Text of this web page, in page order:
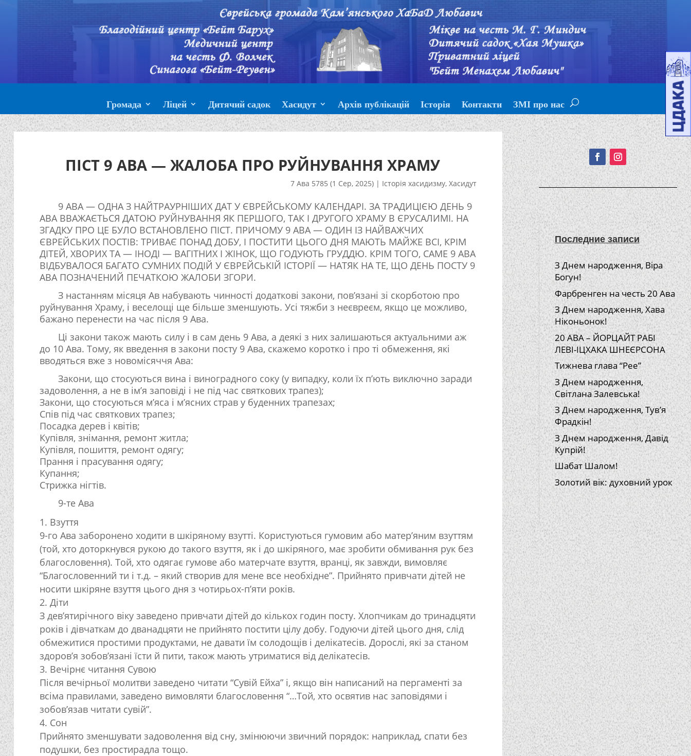
Громада Ліцей Дитячий садок Хасидут Архів публікацій Історія Контакти ЗМІ про нас
ПІСТ 9 АВА — ЖАЛОБА ПРО РУЙНУВАННЯ ХРАМУ
7 Ава 5785 (1 Сер, 2025)| Історія хасидизму, Хасидут
9 АВА — ОДНА З НАЙТРАУРНІШИХ ДАТ У ЄВРЕЙСЬКОМУ КАЛЕНДАРІ. ЗА ТРАДИЦІЄЮ ДЕНЬ 9
АВА ВВАЖАЄТЬСЯ ДАТОЮ РУЙНУВАННЯ ЯК ПЕРШОГО, ТАК І ДРУГОГО ХРАМУ В ЄРУСАЛИМІ. НА
ЗГАДКУ ПРО ЦЕ БУЛО ВСТАНОВЛЕНО ПІСТ. ПРИЧОМУ 9 АВА — ОДИН ІЗ НАЙВАЖЧИХ
ЄВРЕЙСЬКИХ ПОСТІВ: ТРИВАЄ ПОНАД ДОБУ, І ПОСТИТИ ЦЬОГО ДНЯ МАЮТЬ МАЙЖЕ ВСІ, КРІМ
ДІТЕЙ, ХВОРИХ ТА — ІНОДІ — ВАГІТНИХ І ЖІНОК, ЩО ГОДУЮТЬ ГРУДДЮ. КРІМ ТОГО, САМЕ 9 АВА
ВІДБУВАЛОСЯ БАГАТО СУМНИХ ПОДІЙ У ЄВРЕЙСЬКІЙ ІСТОРІЇ — НАТЯК НА ТЕ, ЩО ДЕНЬ ПОСТУ 9
АВА ПОЗНАЧЕНИЙ ПЕЧАТКОЮ ЖАЛОБИ ЗГОРИ.
З настанням місяця Ав набувають чинності додаткові закони, пов’язані зі скорботою про
руйнування Храму, і веселощі ще більше зменшують. Усі тяжби з неєвреєм, якщо це можливо,
бажано перенести на час після 9 Ава.
Ці закони також мають силу і в сам день 9 Ава, а деякі з них залишаються актуальними аж
до 10 Ава. Тому, як введення в закони посту 9 Ава, скажемо коротко і про ті обмеження, які
вводяться вже з новомісяччя Ава:
Закони, що стосуються вина і виноградного соку (у випадку, коли їх п’ють виключно заради
задоволення, а не в ім’я заповіді і не під час святкових трапез);
Закони, що стосуються м’яса і м’ясних страв у буденних трапезах;
Спів під час святкових трапез;
Посадка дерев і квітів;
Купівля, знімання, ремонт житла;
Купівля, пошиття, ремонт одягу;
Прання і прасування одягу;
Купання;
Стрижка нігтів.
9-те Ава
Взуття
9-го Ава заборонено ходити в шкіряному взутті. Користуються гумовим або матер’яним взуттям
(той, хто доторкнувся рукою до такого взуття, як і до шкіряного, має зробити обмивання рук без
благословення). Той, хто одягає гумове або матерчате взуття, вранці, як завжди, вимовляє
“Благословенний ти і т.д. – який створив для мене все необхідне”. Прийнято привчати дітей не
носити шкіряне взуття цього дня з чотирьох-п’яти років.
Діти
З дев’ятирічного віку заведено привчати дітей до кількох годин посту. Хлопчикам до тринадцяти
років і дівчаткам до дванадцяти не прийнято постити цілу добу. Годуючи дітей цього дня, слід
обмежитися простими продуктами, не давати їм солодощів і делікатесів. Дорослі, які за станом
здоров’я зобов’язані їсти й пити, також мають утриматися від делікатесів.
Вечірнє читання Сувою
Після вечірньої молитви заведено читати “Сувій Ейха” і, якщо він написаний на пергаменті за
всіма правилами, заведено вимовляти благословення “…Той, хто освятив нас заповідями і
зобов’язав читати сувій”.
Сон
Прийнято зменшувати задоволення від сну, змінюючи звичний порядок: наприклад, спати без
подушки, без простирадла тощо.
Подписывайтесь!
Последние записи
З Днем народження, Віра
Богун!
Фарбренген на честь 20 Ава
З Днем народження, Хава
Ніконьонок!
20 АВА – ЙОРЦАЙТ РАБІ
ЛЕВІ-ІЦХАКА ШНЕЄРСОНА
Тижнева глава “Рее”
З Днем народження,
Світлана Залевська!
З Днем народження, Тув’я
Фрадкін!
З Днем народження, Давід
Купрій!
Шабат Шалом!
Золотий вік: духовний урок